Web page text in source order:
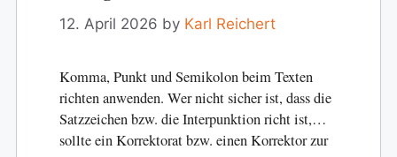
12. April 2026 by Karl Reichert
Komma, Punkt und Semikolon beim Texten
richten anwenden. Wer nicht sicher ist, dass die
Satzzeichen bzw. die Interpunktion richt ist,
sollte ein Korrektorat bzw. einen Korrektor zur